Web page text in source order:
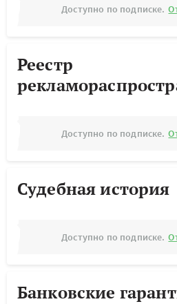
Доступно по подписке.
Реестр
Доступно по подписке.
Судебная история
Доступно по подписке.
Банковские